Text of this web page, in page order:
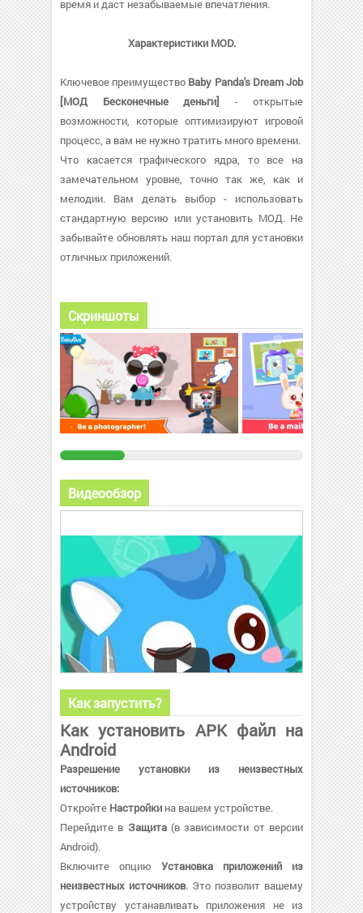
время и даст незабываемые впечатления.
Характеристики MOD.
Ключевое преимущество Baby Panda's Dream Job
[МОД Бесконечные деньги] - открытые
возможности, которые оптимизируют игровой
процесс, а вам не нужно тратить много времени.
Что касается графического ядра, то все на
замечательном уровне, точно так же, как и
мелодии. Вам делать выбор - использовать
стандартную версию или установить МОД. Не
забывайте обновлять наш портал для установки
отличных приложений.
Скриншоты
Видеообзор
Как запустить?
Как установить APK файл на
Android
Разрешение установки из неизвестных
источников:
Откройте Настройки на вашем устройстве.
Перейдите в Защита(в зависимости от версии
Android).
Включите опцию Установка приложений из
неизвестных источников. Это позволит вашему
устройству устанавливать приложения не из